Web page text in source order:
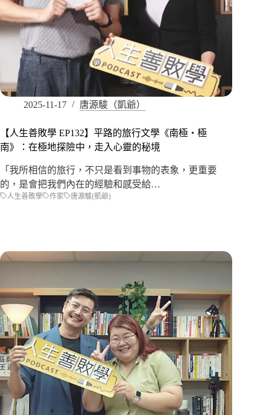
2025-11-17 唐源駿（凱爺）
【人生善敗學 EP132】平路的旅行文學《南極‧極
南》：在極地探險中，走入心靈的秘境
「我所相信的旅行，不只是看到事物的表象，更重要
的，是會把我們內在的經驗和感受給…
人生善敗學 作家 唐源駿(凱爺)